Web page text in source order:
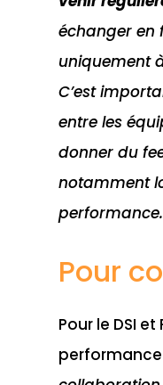
échanger en
uniquement
C’est
entre les
donner du
notamment
Pour
Pour le DSI
performance